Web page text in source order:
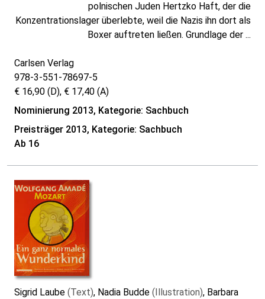
polnischen Juden Hertzko Haft, der die
Konzentrationslager überlebte, weil die Nazis ihn dort als
Boxer auftreten ließen. Grundlage der ...
Carlsen Verlag
978-3-551-78697-5
€ 16,90 (D), € 17,40 (A)
Nominierung 2013, Kategorie: Sachbuch
Preisträger 2013, Kategorie: Sachbuch
Ab 16
Sigrid Laube (Text), Nadia Budde (Illustration), Barbara